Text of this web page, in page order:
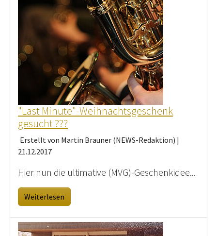
"Last Minute"-Weihnachtsgeschenk
gesucht ???
Erstellt von Martin Brauner (NEWS-Redaktion) |
21.12.2017
Hier nun die ultimative (MVG)-Geschenkidee...
Weiterlesen